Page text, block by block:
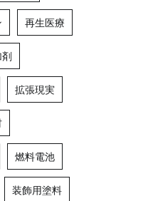
再生医療
剤
拡張現実
燃料電池
装飾用塗料